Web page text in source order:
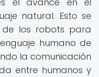
natural. Esto se
los robots para
humano de
la comunicación
entre humanos y